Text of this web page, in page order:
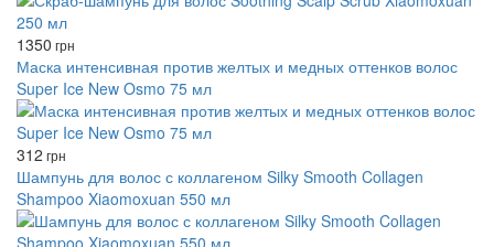
1350 грн
Маска интенсивная против желтых и медных оттенков волос
Super Ice New Osmo 75 мл
312 грн
Шампунь для волос с коллагеном Silky Smooth Collagen
Shampoo Xiaomoxuan 550 мл